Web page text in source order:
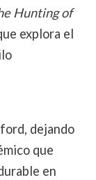
Hunting of
explora el
dejando
que
en